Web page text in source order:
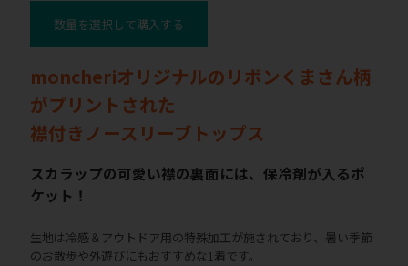
数量を選択して購入する
moncheriオリジナルのリボンくまさん柄
がプリントされた
襟付きノースリーブトップス
スカラップの可愛い襟の裏面には、保冷剤が入るポ
ケット！
生地は冷感＆アウトドア用の特殊加工が施されており、暑い季節
のお散歩や外遊びにもおすすめな1着です。